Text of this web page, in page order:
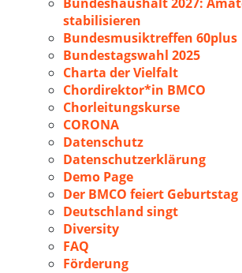
stabilisieren
Bundesmusiktreffen 60plus
Bundestagswahl 2025
Charta der Vielfalt
Chordirektor*in BMCO
Chorleitungskurse
CORONA
Datenschutz
Datenschutzerklärung
Demo Page
Der BMCO feiert Geburtstag
Deutschland singt
Diversity
FAQ
Förderung